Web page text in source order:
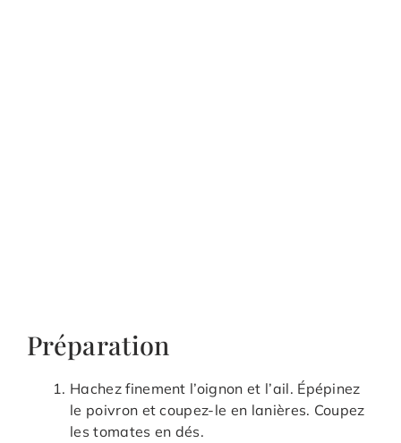
Préparation
Hachez finement l’oignon et l’ail. Épépinez
le poivron et coupez-le en lanières. Coupez
les tomates en dés.